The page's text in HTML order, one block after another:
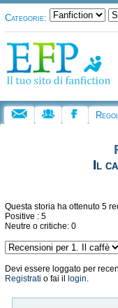
Categorie:
Il
Questa storia ha ottenuto 5
Positive : 5
Neutre o critiche: 0
Devi essere loggato per
Registrati o fai il login.